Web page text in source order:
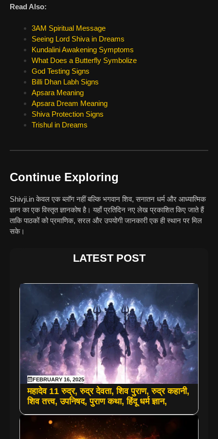
Read Also:
3AM Spiritual Message
Seeing Lord Shiva in Dreams
Kundalini Awakening Symptoms
What Does a Butterfly Symbolize
God Testing Signs
Billi Dhan Labh Signs
Apsara Meaning
Apsara Dream Meaning
Shiva Protection Signs
Trishul in Dreams
Continue Exploring
Shivji.in केवल एक ब्लॉग नहीं बल्कि भगवान शिव, सनातन धर्म और आध्यात्मिक
ज्ञान का एक विस्तृत ज्ञानकोष है। यहाँ प्रतिदिन नए लेख प्रकाशित किए जाते हैं
ताकि पाठकों को प्रमाणिक, सरल और उपयोगी जानकारी एक ही स्थान पर मिल
सके।
LATEST POST
FEBRUARY 16, 2025
महादेव 11 रुद्र, रुद्र देवता, शिव पुराण, रुद्र कहानी,
शिव तत्त्व, उपनिषद, पुराण कथा, हिंदू धर्म ज्ञान,